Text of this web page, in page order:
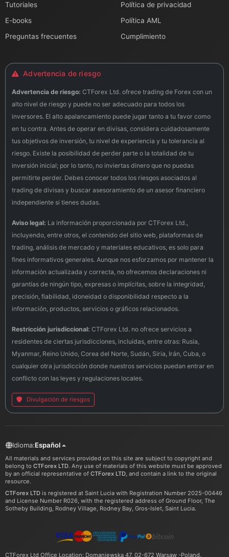
Tutoriales
E-books
Preguntas frecuentes
Política de privacidad
Política AML
Cumplimiento
Advertencia de riesgo
Advertencia de riesgo: CTForex Ltd. ofrece trading de Forex con un
alto nivel de riesgo y puede no ser adecuado para todos los
inversores. El alto apalancamiento puede jugar tanto a tu favor como
en tu contra. Antes de operar en divisas, considera cuidadosamente
tus objetivos de inversión, tu nivel de experiencia y tu tolerancia al
riesgo. Existe la posibilidad de perder parte o la totalidad de tu
inversión inicial; por lo tanto, no inviertas dinero que no puedas
permitirte perder. Debes conocer todos los riesgos asociados al
trading de divisas y buscar asesoramiento de un asesor financiero
independiente si tienes dudas.
Aviso legal: La información proporcionada por CTForex Ltd.,
incluyendo, entre otros, el contenido del sitio web, plataformas de
trading, análisis de mercado y materiales educativos, es solo para
fines informativos generales. Aunque nos esforzamos por mantener la
información actualizada y correcta, no ofrecemos declaraciones ni
garantías de ningún tipo, expresas o implícitas, sobre la integridad,
precisión, fiabilidad, idoneidad o disponibilidad respecto a la
información, productos, servicios o gráficos relacionados.
Restricción jurisdiccional: CTForex Ltd. no ofrece servicios a
residentes de ciertas jurisdicciones, incluidas, entre otras: Rusia,
Myanmar, Reino Unido, Corea del Norte, Sudán, Siria, Irán, Cuba, o
cualquier otra jurisdicción donde nuestros servicios puedan entrar en
conflicto con las leyes y regulaciones locales.
Divulgación de riesgos
Idioma:Español
All materials and services provided on this site are subject to copyright and
belong to CTForex LTD. Any use of materials of this website must be approved
by an official representative of CTForex LTD, and contain a link to the original
resource.
CTForex LTD is registered at Saint Lucia with Registration Number 2025-00446
and License Number R026, with the registered address of Ground Floor, The
Sotheby Building, Rodney Village, Rodney Bay, Gros-Islet, Saint Lucia.
CTForex Ltd Office Location: Domaniewska 47, 02-672 Warsaw -Poland.